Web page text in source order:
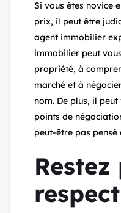
Si vous êtes novice
prix, il peut être
agent immobilier
immobilier peut
propriété, à
marché et à
nom. De plus, il
points de
peut-être pas pensé